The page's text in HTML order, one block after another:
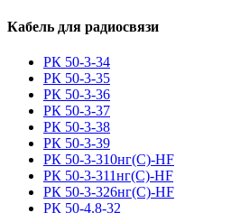
Кабель для радиосвязи
РК 50-3-34
РК 50-3-35
РК 50-3-36
РК 50-3-37
РК 50-3-38
РК 50-3-39
РК 50-3-310нг(С)-HF
РК 50-3-311нг(С)-HF
РК 50-3-326нг(С)-HF
РК 50-4.8-32